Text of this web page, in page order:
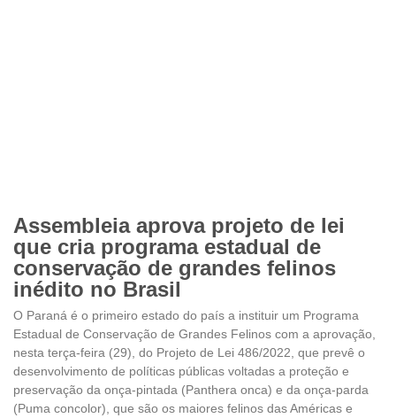
Assembleia aprova projeto de lei
que cria programa estadual de
conservação de grandes felinos
inédito no Brasil
O Paraná é o primeiro estado do país a instituir um Programa
Estadual de Conservação de Grandes Felinos com a aprovação,
nesta terça-feira (29), do Projeto de Lei 486/2022, que prevê o
desenvolvimento de políticas públicas voltadas a proteção e
preservação da onça-pintada (Panthera onca) e da onça-parda
(Puma concolor), que são os maiores felinos das Américas e